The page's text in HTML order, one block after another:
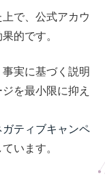
で、公式アカウ
的です。
実に基づく説明
を最小限に抑え
ガティブキャンペ
います。